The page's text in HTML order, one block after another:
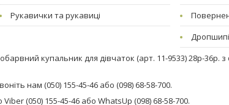
Рукавички та рукавиці
купальник для дівчаток (арт. 11-9533) 28р-
нам (050) 155-45-46 або (098) 68-58-700.
(050) 155-45-46 або WhatsUp (098) 68-58-700.